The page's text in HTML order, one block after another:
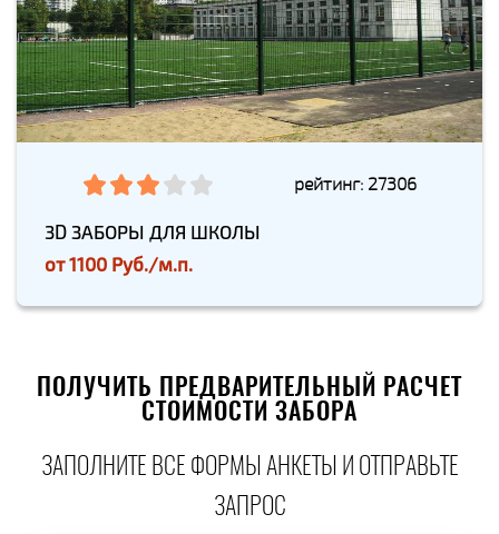
рейтинг: 27306
3D ЗАБОРЫ ДЛЯ ШКОЛЫ
от1100 Руб./м.п.
ПОЛУЧИТЬ ПРЕДВАРИТЕЛЬНЫЙ РАСЧЕТ
СТОИМОСТИ ЗАБОРА
ЗАПОЛНИТЕ ВСЕ ФОРМЫ АНКЕТЫ И ОТПРАВЬТЕ
ЗАПРОС